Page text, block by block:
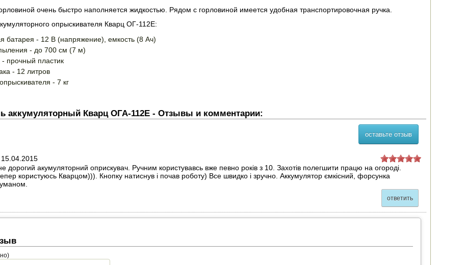
очень быстро наполняется жидкостью. Рядом с горловиной имеется удобная транспортировочная ручка.
опрыскивателя Кварц ОГ-112Е:
батарея - 12 В (напряжение), емкость (8 Ач)
- до 700 см (7 м)
прочный пластик
- 12 литров
- 7 кг
аккумуляторный Кварц ОГА-112Е - Отзывы и комментарии:
оставьте отзыв
15.04.2015
дорогий акумуляторний оприскувач. Ручним користувавсь вже певно років з 10. Захотів полегшити працю на огороді.
користуюсь Кварцом))). Кнопку натиснув і почав роботу) Все швидко і зручно. Аккумулятор ємкісний, форсунка
ответить